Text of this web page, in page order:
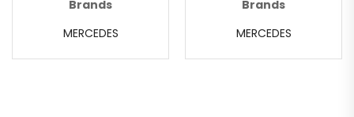
Brands
MERCEDES
Brands
MERCEDES